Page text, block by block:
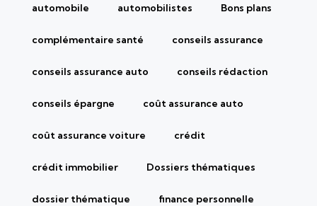
automobile automobilistes Bons plans
complémentaire santé conseils assurance
conseils assurance auto conseils rédaction
conseils épargne coût assurance auto
coût assurance voiture crédit
crédit immobilier Dossiers thématiques
dossier thématique finance personnelle